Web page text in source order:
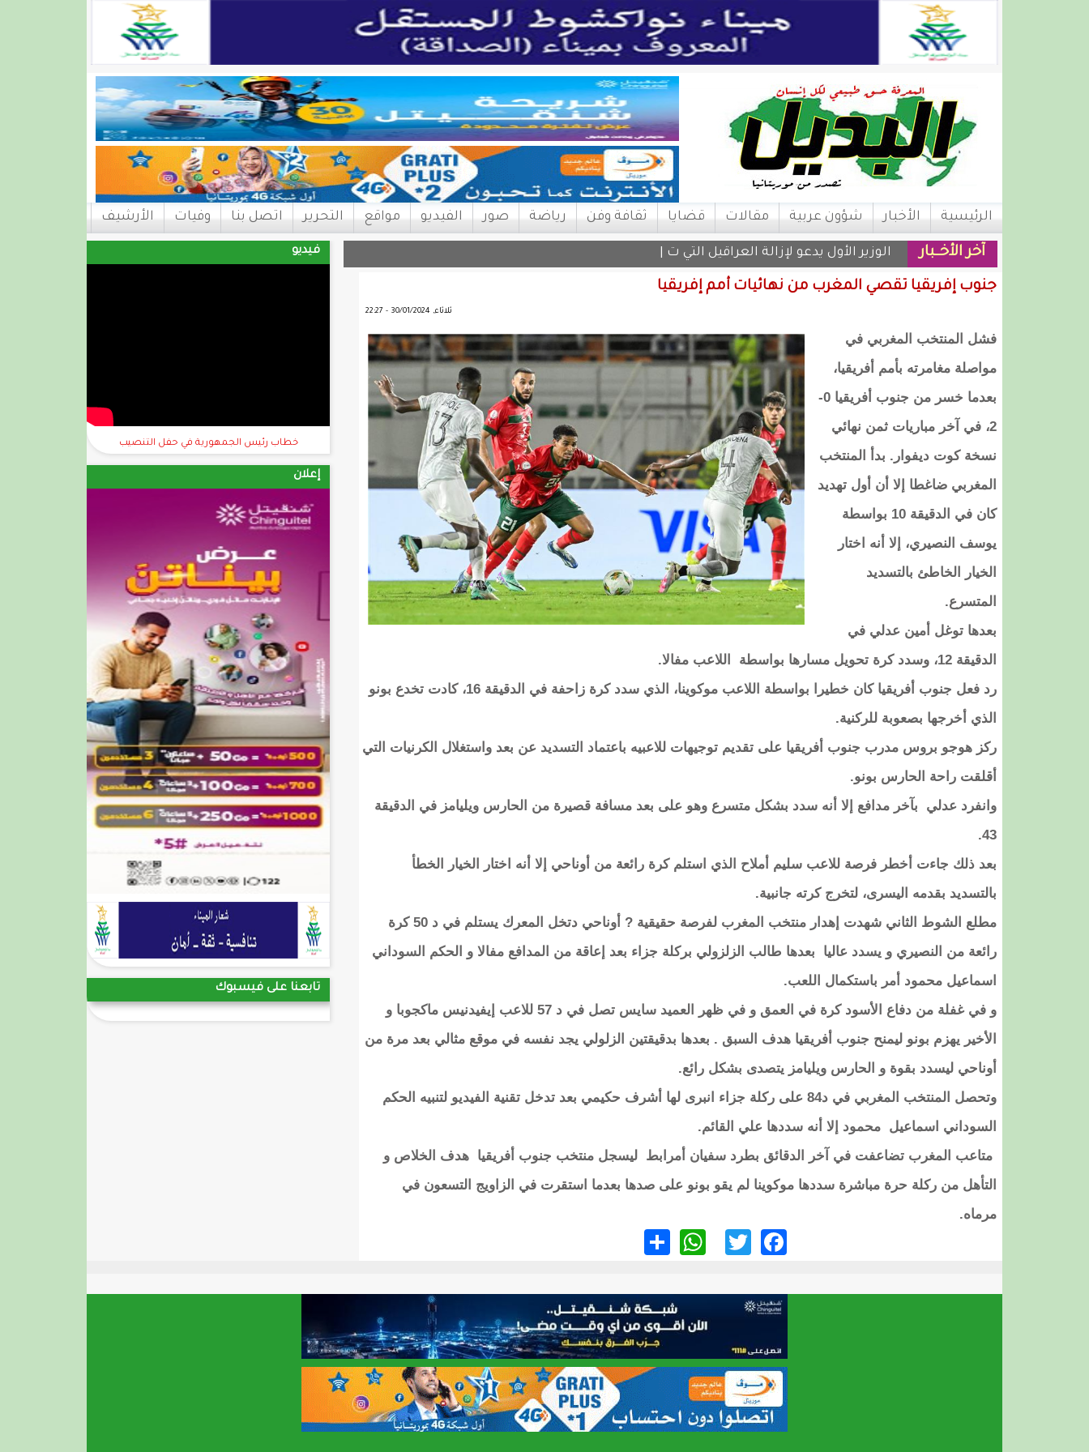
الرئيسية الأخبار شؤون عربية مقالات قضايا ثقافة وفن رياضة صور الفيديو مواقع التحرير اتصل بنا وفيات الأرشيف
فيديو
خطاب رئيس الجمهورية في حفل التنصيب
إعلان
تابعنا على فيسبوك
آخر الأخــبار الوزير الأول يدعو لإزالة العراقيل التي تعترض تنف |
جنوب إفريقيا تقصي المغرب من نهائيات أمم إفريقيا
ثلاثاء, 30/01/2024 - 22:27
فشل المنتخب المغربي في
مواصلة مغامرته بأمم أفريقيا،
بعدما خسر من جنوب أفريقيا 0-
2، في آخر مباريات ثمن نهائي
نسخة كوت ديفوار. بدأ المنتخب
المغربي ضاغطا إلا أن أول تهديد
كان في الدقيقة 10 بواسطة
يوسف النصيري، إلا أنه اختار
الخيار الخاطئ بالتسديد
المتسرع.
بعدها توغل أمين عدلي في
الدقيقة 12، وسدد كرة تحويل مسارها بواسطة اللاعب مفالا.
رد فعل جنوب أفريقيا كان خطيرا بواسطة اللاعب موكوينا، الذي سدد كرة زاحفة في الدقيقة 16، كادت تخدع بونو
الذي أخرجها بصعوبة للركنية.
ركز هوجو بروس مدرب جنوب أفريقيا على تقديم توجيهات للاعبيه باعتماد التسديد عن بعد واستغلال الكرنيات التي
أقلقت راحة الحارس بونو.
وانفرد عدلي بآخر مدافع إلا أنه سدد بشكل متسرع وهو على بعد مسافة قصيرة من الحارس ويليامز في الدقيقة
43.
بعد ذلك جاءت أخطر فرصة للاعب سليم أملاح الذي استلم كرة رائعة من أوناحي إلا أنه اختار الخيار الخطأ
بالتسديد بقدمه اليسرى، لتخرج كرته جانبية.
مطلع الشوط الثاني شهدت إهدار منتخب المغرب لفرصة حقيقية ? أوناحي دتخل المعرك يستلم في د 50 كرة
رائعة من النصيري و يسدد عاليا بعدها طالب الزلزولي بركلة جزاء بعد إعاقة من المدافع مفالا و الحكم السوداني
اسماعيل محمود أمر باستكمال اللعب.
و في غفلة من دفاع الأسود كرة في العمق و في ظهر العميد سايس تصل في د 57 للاعب إيفيدنيس ماكجوبا و
الأخير يهزم بونو ليمنح جنوب أفريقيا هدف السبق . بعدها بدقيقتين الزلولي يجد نفسه في موقع مثالي بعد مرة من
أوناحي ليسدد بقوة و الحارس ويليامز يتصدى بشكل رائع.
وتحصل المنتخب المغربي في د84 على ركلة جزاء انبرى لها أشرف حكيمي بعد تدخل تقنية الفيديو لتنبيه الحكم
السوداني اسماعيل محمود إلا أنه سددها علي القائم.
متاعب المغرب تضاعفت في آخر الدقائق بطرد سفيان أمرابط ليسجل منتخب جنوب أفريقيا هدف الخلاص و
التأهل من ركلة حرة مباشرة سددها موكوينا لم يقو بونو على صدها بعدما استقرت في الزاويج التسعون في
مرماه.
Facebook
Twitter
WhatsApp